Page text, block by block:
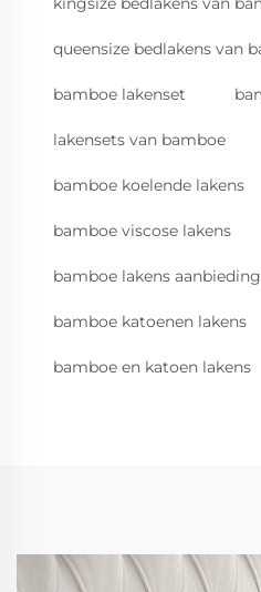
queensize bedlakens van
bamboe lakenset
lakensets van bamboe
bamboe koelende lakens
bamboe viscose lakens
bamboe lakens aanbieding
bamboe katoenen lakens
bamboe en katoen lakens